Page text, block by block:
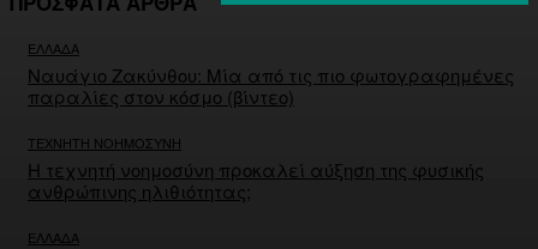
ΕΛΛΑΔΑ
Ναυάγιο Ζακύνθου: Μία από τις πιο φωτογραφημένες
παραλίες στον κόσμο (βίντεο)
ΤΕΧΝΗΤΗ ΝΟΗΜΟΣΥΝΗ
Η τεχνητή νοημοσύνη προκαλεί αύξηση της φυσικής
ανθρώπινης ηλιθιότητας;
ΕΛΛΑΔΑ